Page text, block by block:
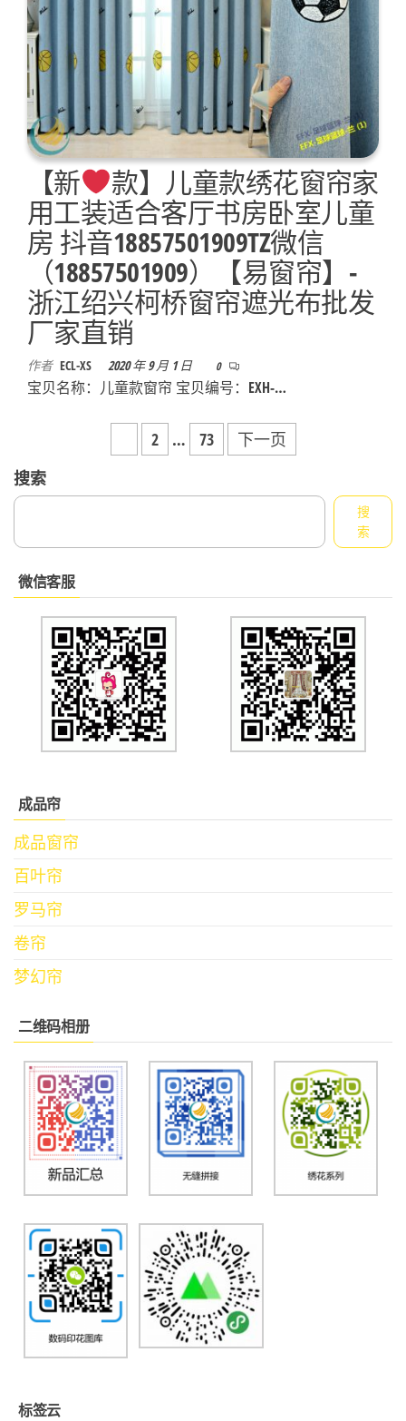
【新
款】儿童款绣花窗帘家
用工装适合客厅书房卧室儿童
房 抖音18857501909TZ微信
（18857501909）【易窗帘】-
浙江绍兴柯桥窗帘遮光布批发
厂家直销
作者 ECL-XS 2020 年 9 月 1 日 0
宝贝名称：儿童款窗帘 宝贝编号：EXH-…
章
导
2 … 73
下一页
搜索
搜
索
微信客服
成品帘
成品窗帘
百叶帘
罗马帘
卷帘
梦幻帘
二维码相册
标签云